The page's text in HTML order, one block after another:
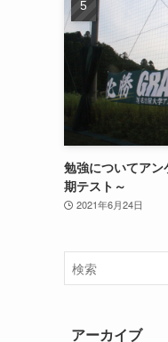
勉強についてア
期テスト～
2021年6月24日
アーカイブ